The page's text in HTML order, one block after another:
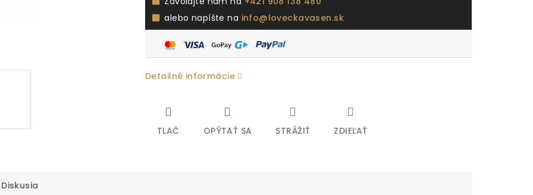
alebo napíšte na info@loveckavasen.sk
Detailné informácie
TLAČ OPÝTAŤ SA STRÁŽIŤ ZDIEĽAŤ
Diskusia